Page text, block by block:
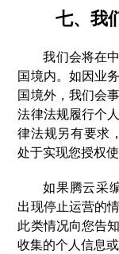
七、我
我们会将在
国境内。如因业
国境外，我们会
法律法规履行个
律法规另有要求
处于实现您授权
如果腾云采
出现停止运营的
此类情况向您告
收集的个人信息